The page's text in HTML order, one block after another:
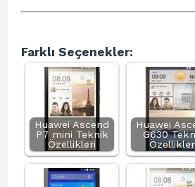
Farklı Seçenekler:
Huawei Ascend
P7 mini Teknik
Özellikleri
Huawei
G630